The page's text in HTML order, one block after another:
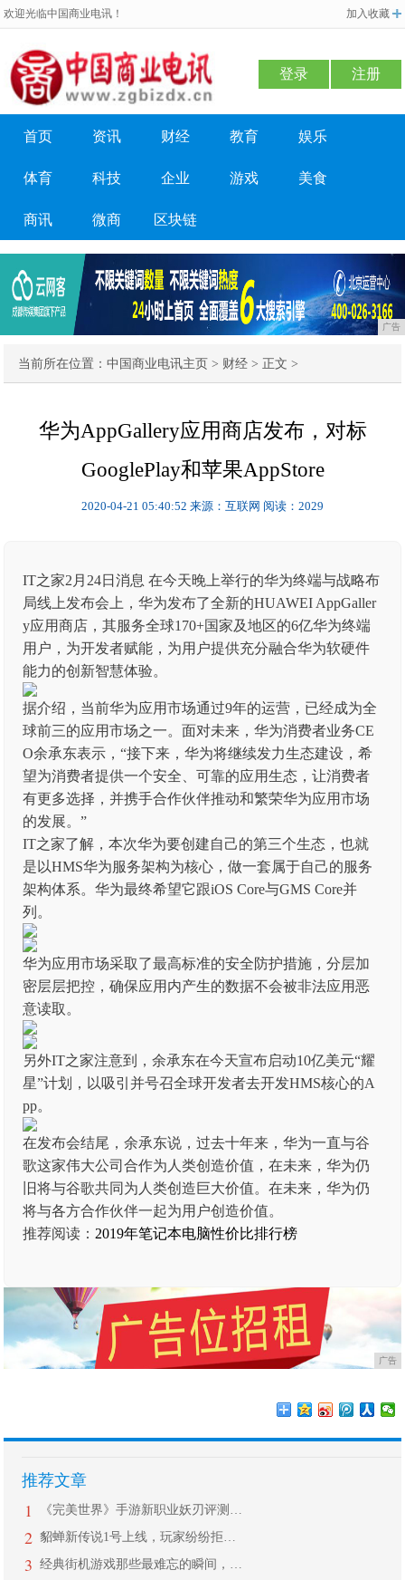
欢迎光临中国商业电讯！ 加入收藏
登录 注册
首页 资讯 财经 教育 娱乐
体育 科技 企业 游戏 美食
商讯 微商 区块链
广告
当前所在位置：中国商业电讯主页 > 财经 > 正文 >
华为AppGallery应用商店发布，对标
GooglePlay和苹果AppStore
2020-04-21 05:40:52 来源：互联网 阅读：2029
IT之家2月24日消息 在今天晚上举行的华为终端与战略布
局线上发布会上，华为发布了全新的HUAWEI AppGaller
y应用商店，其服务全球170+国家及地区的6亿华为终端
用户，为开发者赋能，为用户提供充分融合华为软硬件
能力的创新智慧体验。
据介绍，当前华为应用市场通过9年的运营，已经成为全
球前三的应用市场之一。面对未来，华为消费者业务CE
O余承东表示，“接下来，华为将继续发力生态建设，希
望为消费者提供一个安全、可靠的应用生态，让消费者
有更多选择，并携手合作伙伴推动和繁荣华为应用市场
的发展。”
IT之家了解，本次华为要创建自己的第三个生态，也就
是以HMS华为服务架构为核心，做一套属于自己的服务
架构体系。华为最终希望它跟iOS Core与GMS Core并
列。
华为应用市场采取了最高标准的安全防护措施，分层加
密层层把控，确保应用内产生的数据不会被非法应用恶
意读取。
另外IT之家注意到，余承东在今天宣布启动10亿美元“耀
星”计划，以吸引并号召全球开发者去开发HMS核心的A
pp。
在发布会结尾，余承东说，过去十年来，华为一直与谷
歌这家伟大公司合作为人类创造价值，在未来，华为仍
旧将与谷歌共同为人类创造巨大价值。在未来，华为仍
将与各方合作伙伴一起为用户创造价值。
推荐阅读： 2019年笔记本电脑性价比排行榜
广告
推荐文章
1 《完美世界》手游新职业妖刃评测：浮现
2 貂蝉新传说1号上线，玩家纷纷拒绝入手
3 经典街机游戏那些最难忘的瞬间，无数老